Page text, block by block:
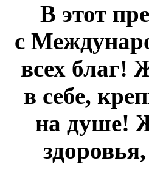
В этот
с
всех благ!
в себе,
на душе!